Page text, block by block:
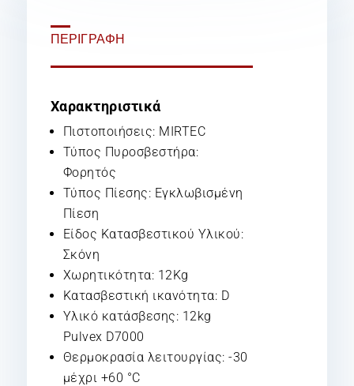
ΠΕΡΙΓΡΑΦΉ
Χαρακτηριστικά
Πιστοποιήσεις: MIRTEC
Τύπος Πυροσβεστήρα:
Φορητός
Τύπος Πίεσης: Εγκλωβισμένη
Πίεση
Είδος Κατασβεστικού Υλικού:
Σκόνη
Χωρητικότητα: 12Kg
Κατασβεστική ικανότητα: D
Υλικό κατάσβεσης: 12kg
Pulvex D7000
Θερμοκρασία λειτουργίας: -30
μέχρι +60 °C